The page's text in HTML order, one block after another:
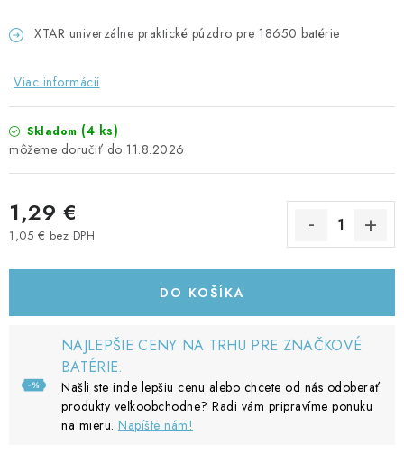
XTAR univerzálne praktické púzdro pre 18650 batérie
Viac informácií
Skladom (4 ks)
11.8.2026
1,29 €
1,05 € bez DPH
DO KOŠÍKA
NAJLEPŠIE CENY NA TRHU PRE ZNAČKOVÉ
BATÉRIE.
Našli ste inde lepšiu cenu alebo chcete od nás odoberať
produkty veľkoobchodne? Radi vám pripravíme ponuku
na mieru. Napíšte nám!